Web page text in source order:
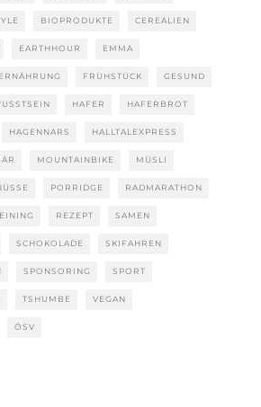
BIOPRODUKTE CEREALIEN
EARTHHOUR EMMA
ERNÄHRUNG FRÜHSTÜCK GESUND
HAFER HAFERBROT
HAGENNARS HALLTALEXPRESS
MOUNTAINBIKE MÜSLI
PORRIDGE RADMARATHON
REZEPT SAMEN
SCHOKOLADE SKIFAHREN
SPONSORING SPORT
TSHUMBE VEGAN
ÖSV